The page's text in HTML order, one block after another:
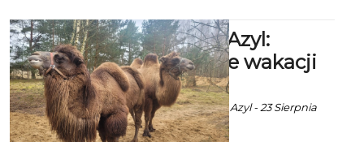
świec i nowych znajomości.
Zwierzęcy Azyl:
Pożegnanie wakacji
ekoszalin POLECA
Ala za FB/Zwierzęcy Azyl - 23 Sierpnia
2023 godz. 15:13